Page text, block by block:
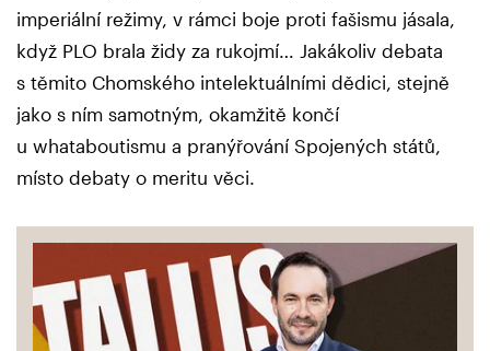
imperiální režimy, v rámci boje proti fašismu jásala,
když PLO brala židy za rukojmí… Jakákoliv debata
s těmito Chomského intelektuálními dědici, stejně
jako s ním samotným, okamžitě končí
u whataboutismu a pranýřování Spojených států,
místo debaty o meritu věci.